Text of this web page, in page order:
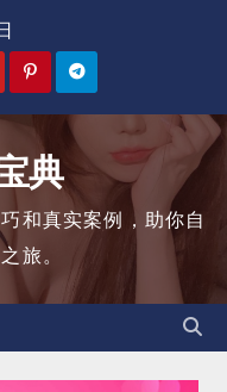
典
和真实案例，助你自
旅。